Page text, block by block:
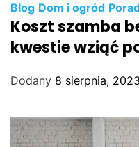
Blog Dom i ogród
Koszt szamba
kwestie wziąć
Dodany 8 sierpnia, 2023